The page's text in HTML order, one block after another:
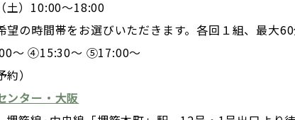
）10:00～18:00
の時間帯をお選びいただきます。各回１組、最大
～ ④15:30～ ⑤17:00～
）
ンター・大阪